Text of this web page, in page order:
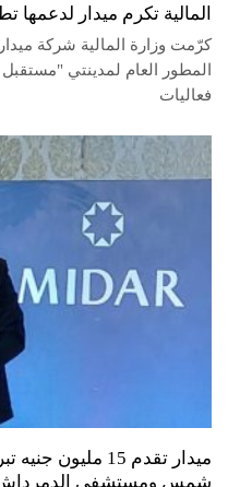
المالية تكرم ميدار لدعمها
كرّمت وزارة المالية شركة ميدار
المطور العام لمدينتي
فعاليات
ميدار تقدم 15
شمس ومستشفى